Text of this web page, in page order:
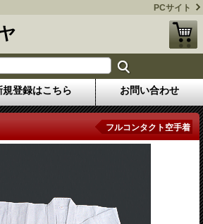
PCサイト
規登録はこちら お問い合わせ
フルコンタクト空手着